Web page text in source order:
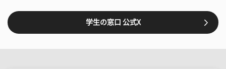
学生の窓口 公式X